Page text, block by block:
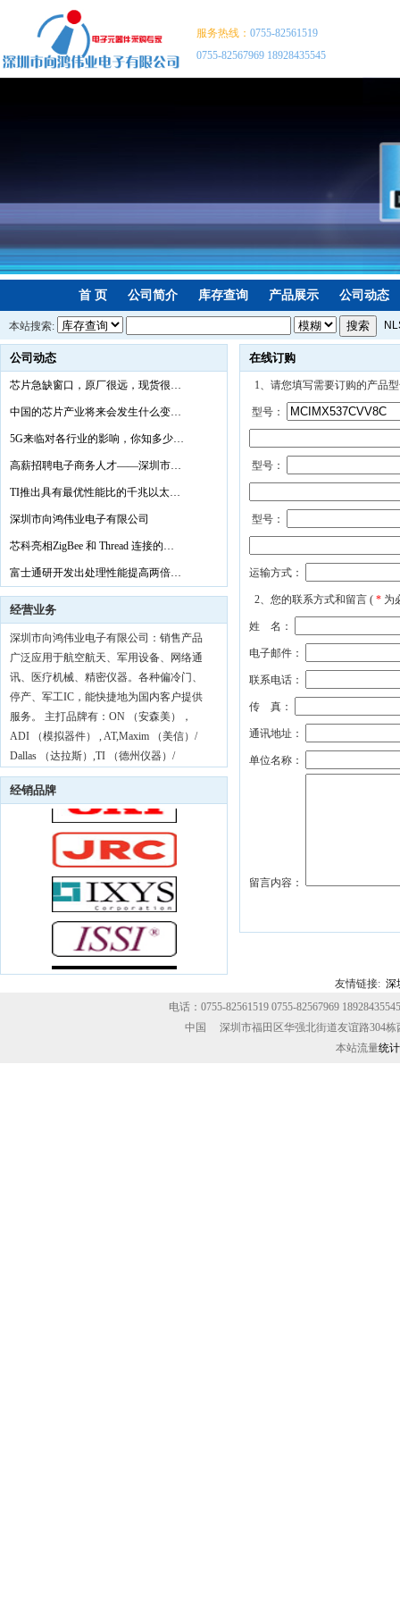
服务热线： 0755-82561519
0755-82567969 18928435545
首 页 公司简介 库存查询 产品展示 公司动态
本站搜索:
公司动态
芯片急缺窗口，原厂很远，现货很…
中国的芯片产业将来会发生什么变…
5G来临对各行业的影响，你知多少…
高薪招聘电子商务人才——深圳市…
TI推出具有最优性能比的千兆以太…
深圳市向鸿伟业电子有限公司
芯科亮相ZigBee 和 Thread 连接的…
富士通研开发出处理性能提高两倍…
经营业务
深圳市向鸿伟业电子有限公司：销售产品
广泛应用于航空航天、军用设备、网络通
讯、医疗机械、精密仪器。各种偏冷门、
停产、军工IC，能快捷地为国内客户提供
服务。 主打品牌有：ON （安森美），
ADI （模拟器件） , AT,Maxim （美信）/
Dallas （达拉斯）,TI （德州仪器）/
BB（Burr-Brown），Philips （飞利浦）/
NXP （恩智浦），NEC （日电），NS
（国家半导），Xilinx （赛灵思） ST IR等
知名IC品牌原装产品.包括：单片机、存储
器、电源器件、接口电路、运算放大器、
模数/数模转换器、可编程逻辑器件、高频
模块，光耦、二三极管、MOS管等
经销品牌
在线订购
1、请您填写需要订购的产品
型号：
型号：
型号：
运输方式：
2、您的联系方式和留言 ( * 为
姓 名：
电子邮件：
联系电话：
传 真：
通讯地址：
单位名称：
留言内容：
友情链接: 深
电话：0755-82561519 0755-82567969
中国 深圳市福田区华强北街道友谊路304
本站流量统计